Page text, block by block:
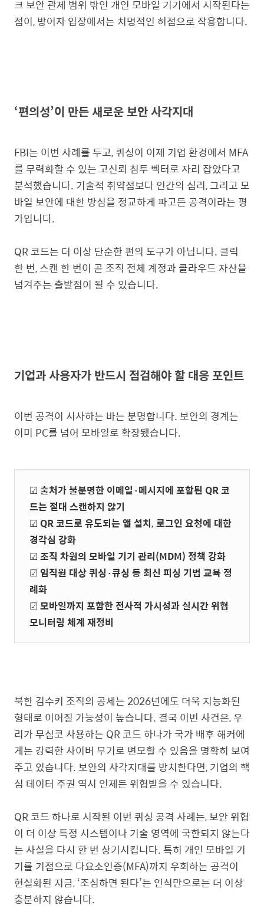
크 보안 관제 범위 밖인 개인 모바일 기기에서 시작된다는
점이, 방어자 입장에서는 치명적인 허점으로 작용합니다.
‘편의성’이 만든 새로운 보안 사각지대
FBI는 이번 사례를 두고, 퀴싱이 이제 기업 환경에서 MFA
를 무력화할 수 있는 고신뢰 침투 벡터로 자리 잡았다고
분석했습니다. 기술적 취약점보다 인간의 심리, 그리고 모
바일 보안에 대한 방심을 정교하게 파고든 공격이라는 평
가입니다.
QR 코드는 더 이상 단순한 편의 도구가 아닙니다. 클릭
한 번, 스캔 한 번이 곧 조직 전체 계정과 클라우드 자산을
넘겨주는 출발점이 될 수 있습니다.
기업과 사용자가 반드시 점검해야 할 대응 포인트
이번 공격이 시사하는 바는 분명합니다. 보안의 경계는
이미 PC를 넘어 모바일로 확장됐습니다.
☑︎ 출처가 불분명한 이메일·메시지에 포함된 QR 코
드는 절대 스캔하지 않기
☑︎ QR 코드로 유도되는 앱 설치, 로그인 요청에 대한
경각심 강화
☑︎ 조직 차원의 모바일 기기 관리(MDM) 정책 강화
☑︎ 임직원 대상 퀴싱·큐싱 등 최신 피싱 기법 교육 정
례화
☑︎ 모바일까지 포함한 전사적 가시성과 실시간 위협
모니터링 체계 재정비
북한 김수키 조직의 공세는 2026년에도 더욱 지능화된
형태로 이어질 가능성이 높습니다. 결국 이번 사건은, 우
리가 무심코 사용하는 QR 코드 하나가 국가 배후 해커에
게는 강력한 사이버 무기로 변모할 수 있음을 명확히 보여
주고 있습니다. 보안의 사각지대를 방치한다면, 기업의 핵
심 데이터 주권 역시 언제든 위협받을 수 있습니다.
QR 코드 하나로 시작된 이번 퀴싱 공격 사례는, 보안 위협
이 더 이상 특정 시스템이나 기술 영역에 국한되지 않는다
는 사실을 다시 한 번 상기시킵니다. 특히 개인 모바일 기
기를 기점으로 다요소인증(MFA)까지 우회하는 공격이
현실화된 지금, ‘조심하면 된다’는 인식만으로는 더 이상
충분하지 않습니다.